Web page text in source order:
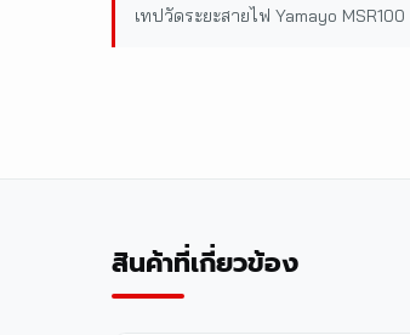
เทปวัดระยะสายไฟ Yamayo
สินค้าที่เกี่ยวข้อง